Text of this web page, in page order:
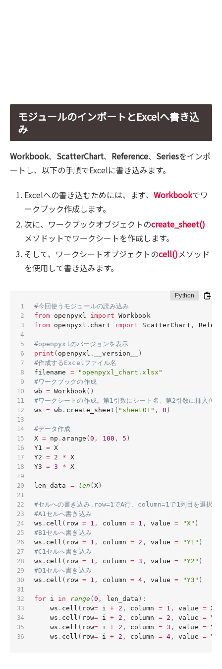
モジュールのインポートとExcelへ書き込
み
Workbook、 ScatterChart、 Reference、 Seriesをインポ
ートし、以下の手順でExcelに書き込みます。
Excelへの書き込むためには、まず、Workbookでワ
ークブック作成します。
次に、ワークブックオブジェクトのcreate_sheet()
メソドットでワークシートを作成します。
そして、ワークシートオブジェクトのcell()メソッド
を使用して書き込みます。
#今回使うモジュールの読み込み
from openpyxl import
Workbook
from openpyxl . chart import ScatterChart ,
#openpyxlのバージョンを表示
print ( openpyxl . __version__
)
#作成するExcelファイル名
filename =
"openpyxl_chart.xlsx"
#ワークブックの作成
wb = Workbook( )
#ワークシートの作成。第1引数にシート名、第2引数に挿入位置
ws = wb . create_sheet ( "sheet01" , 0 )
#データ作成
X = np . arange (0 , 100 , 5 )
Y1 = X
Y2 = 2 * X
Y3 = 3 * X
len_data = len (X )
#セルへの書き込み.row=1でA行、column=1で1列目を選択
#A1セルへ書き込み
ws . cell ( row = 1 , column = 1 , value = "X" )
#B1セルへ書き込み
ws . cell ( row = 1 , column = 2 , value = "Y1" )
#C1セルへ書き込み
ws . cell ( row = 1 , column = 3 , value = "Y2" )
#D1セルへ書き込み
ws . cell ( row = 1 , column = 4 , value = "Y3" )
for i in range(0 , len_data ) :
	ws
. cell ( row= i + 2 , column = 1 , value = X
	ws
. cell ( row= i + 2 , column = 2 , value = Y1
	ws
. cell ( row= i + 2 , column = 3 , value = Y2
	ws
. cell ( row= i + 2 , column = 4, value = Y3